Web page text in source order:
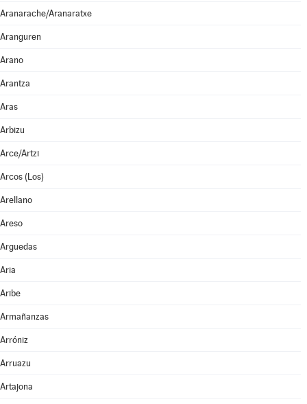
Aranarache/Aranaratxe
Aranguren
Arano
Arantza
Aras
Arbizu
Arce/Artzi
Arcos (Los)
Arellano
Areso
Arguedas
Aria
Aribe
Armañanzas
Arróniz
Arruazu
Artajona